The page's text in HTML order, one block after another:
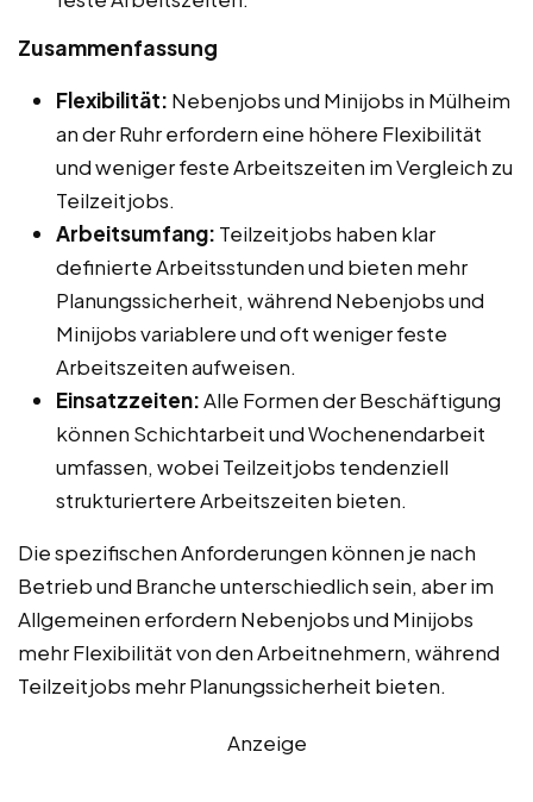
Zusammenfassung
Flexibilität: Nebenjobs und Minijobs in Mülheim
an der Ruhr erfordern eine höhere Flexibilität
und weniger feste Arbeitszeiten im Vergleich zu
Teilzeitjobs.
Arbeitsumfang: Teilzeitjobs haben klar
definierte Arbeitsstunden und bieten mehr
Planungssicherheit, während Nebenjobs und
Minijobs variablere und oft weniger feste
Arbeitszeiten aufweisen.
Einsatzzeiten:Alle Formen der Beschäftigung
können Schichtarbeit und Wochenendarbeit
umfassen, wobei Teilzeitjobs tendenziell
strukturiertere Arbeitszeiten bieten.
Die spezifischen Anforderungen können je nach
Betrieb und Branche unterschiedlich sein, aber im
Allgemeinen erfordern Nebenjobs und Minijobs
mehr Flexibilität von den Arbeitnehmern, während
Teilzeitjobs mehr Planungssicherheit bieten.
Anzeige